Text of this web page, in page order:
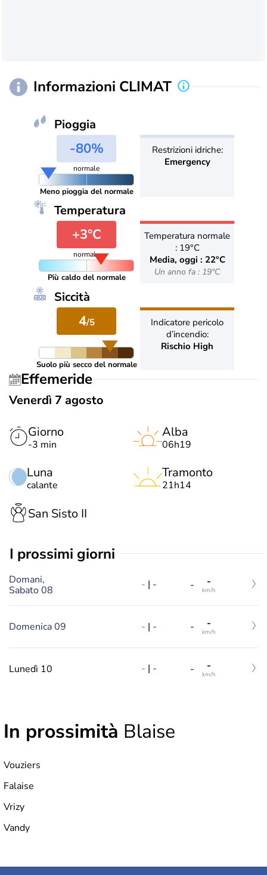
Informazioni CLIMAT
Pioggia
-80%
normale
Meno pioggia del normale
Restrizioni idriche:
Emergency
Temperatura
+3°C
normale
Più caldo del normale
Temperatura normale
: 19°C
Media, oggi : 22°C
Un anno fa : 19°C
Siccità
4/5
Suolo più secco del normale
Indicatore pericolo
d’incendio:
Rischio High
Effemeride
Venerdì 7 agosto
Giorno
-3 min
Luna
calante
Alba
06h19
Tramonto
21h14
San Sisto II
i prossimi giorni
Domani,
Sabato 08
- | - - -
km/h
Domenica 09 - | - - -
km/h
Lunedì 10 - | - - -
km/h
In prossimità Blaise
Vouziers
Falaise
Vrizy
Vandy